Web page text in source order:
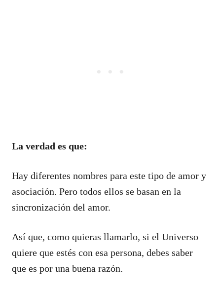
La verdad es que:
Hay diferentes nombres para este tipo de amor y
asociación. Pero todos ellos se basan en la
sincronización del amor.
Así que, como quieras llamarlo, si el Universo
quiere que estés con esa persona, debes saber
que es por una buena razón.